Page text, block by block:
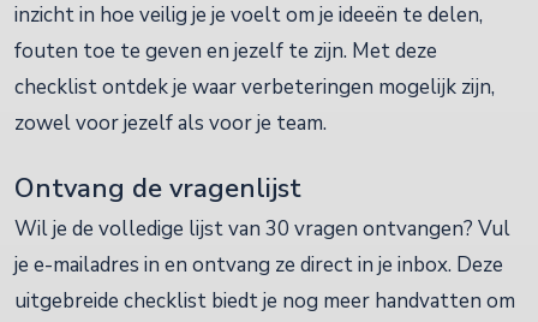
inzicht in hoe veilig je je voelt om je ideeën te delen,
fouten toe te geven en jezelf te zijn. Met deze
checklist ontdek je waar verbeteringen mogelijk zijn,
zowel voor jezelf als voor je team.
Ontvang de vragenlijst
Wil je de volledige lijst van 30 vragen ontvangen? Vul
je e-mailadres in en ontvang ze direct in je inbox. Deze
uitgebreide checklist biedt je nog meer handvatten om